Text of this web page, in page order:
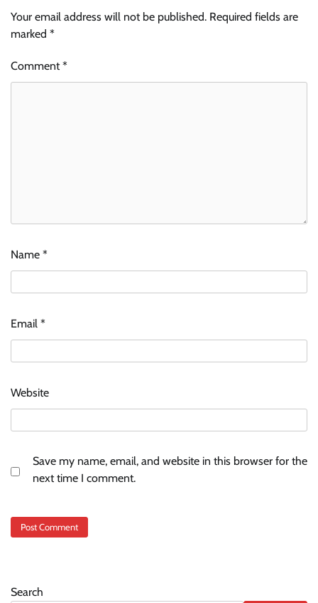
Your email address will not be published. Required fields are
marked *
Comment*
Name *
Email *
Website
Save my name, email, and website in this browser for the
next time I comment.
Search